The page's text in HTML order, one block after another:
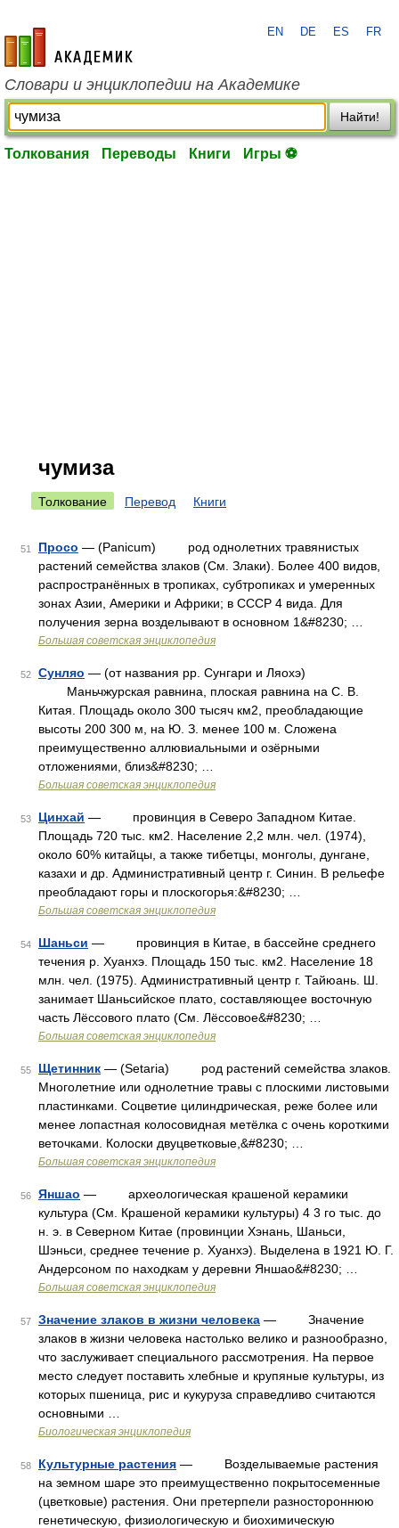
academic.ru
EN DE ES FR
Словари и энциклопедии на Академике
Найти!
Толкования Переводы Книги Игры ⚽
чумиза
Толкование Перевод Книги
51 Просо — (Panicum) род однолетних травянистых
растений семейства злаков (См. Злаки). Более 400 видов,
распространённых в тропиках, субтропиках и умеренных
зонах Азии, Америки и Африки; в СССР 4 вида. Для
получения зерна возделывают в основном 1&#8230; …
Большая советская энциклопедия
52 Сунляо — (от названия рр. Сунгари и Ляохэ)
Маньчжурская равнина, плоская равнина на С. В.
Китая. Площадь около 300 тысяч км2, преобладающие
высоты 200 300 м, на Ю. З. менее 100 м. Сложена
преимущественно аллювиальными и озёрными
отложениями, близ&#8230; …
Большая советская энциклопедия
53 Цинхай — провинция в Северо Западном Китае.
Площадь 720 тыс. км2. Население 2,2 млн. чел. (1974),
около 60% китайцы, а также тибетцы, монголы, дунгане,
казахи и др. Административный центр г. Синин. В рельефе
преобладают горы и плоскогорья:&#8230; …
Большая советская энциклопедия
54 Шаньси — провинция в Китае, в бассейне среднего
течения р. Хуанхэ. Площадь 150 тыс. км2. Население 18
млн. чел. (1975). Административный центр г. Тайюань. Ш.
занимает Шаньсийское плато, составляющее восточную
часть Лёссового плато (См. Лёссовое&#8230; …
Большая советская энциклопедия
55 Щетинник — (Setaria) род растений семейства злаков.
Многолетние или однолетние травы с плоскими листовыми
пластинками. Соцветие цилиндрическая, реже более или
менее лопастная колосовидная метёлка с очень короткими
веточками. Колоски двуцветковые,&#8230; …
Большая советская энциклопедия
56 Яншао — археологическая крашеной керамики
культура (См. Крашеной керамики культуры) 4 3 го тыс. до
н. э. в Северном Китае (провинции Хэнань, Шаньси,
Шэньси, среднее течение р. Хуанхэ). Выделена в 1921 Ю. Г.
Андерсоном по находкам у деревни Яншао&#8230; …
Большая советская энциклопедия
57 Значение злаков в жизни человека — Значение
злаков в жизни человека настолько велико и разнообразно,
что заслуживает специального рассмотрения. На первое
место следует поставить хлебные и крупяные культуры, из
которых пшеница, рис и кукуруза справедливо считаются
основными …
Биологическая энциклопедия
58 Культурные растения — Возделываемые растения
на земном шаре это преимущественно покрытосеменные
(цветковые) растения. Они претерпели разностороннюю
генетическую, физиологическую и биохимическую